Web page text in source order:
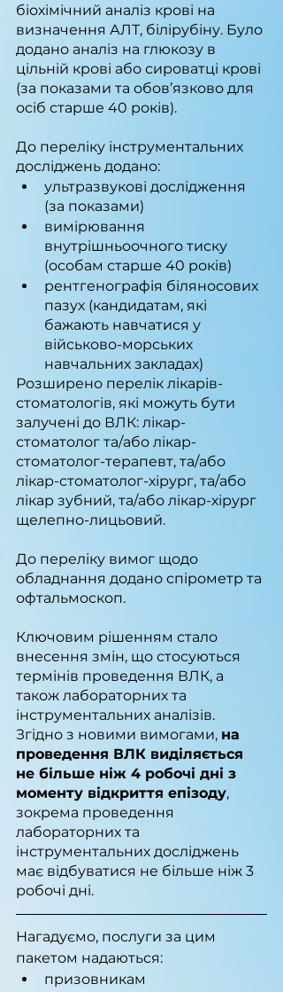
біохімічний аналіз крові на
визначення АЛТ, білірубіну. Було
додано аналіз на глюкозу в
цільній крові або сироватці крові
(за показами та обов’язково для
осіб старше 40 років).
До переліку інструментальних
досліджень додано:
ультразвукові дослідження
(за показами)
вимірювання
внутрішньоочного тиску
(особам старше 40 років)
рентгенографія біляносових
пазух (кандидатам, які
бажають навчатися у
військово-морських
навчальних закладах)
Розширено перелік лікарів-
стоматологів, які можуть бути
залучені до ВЛК: лікар-
стоматолог та/або лікар-
стоматолог-терапевт, та/або
лікар-стоматолог-хірург, та/або
лікар зубний, та/або лікар-хірург
щелепно-лицьовий.
До переліку вимог щодо
обладнання додано спірометр та
офтальмоскоп.
Ключовим рішенням стало
внесення змін, що стосуються
термінів проведення ВЛК, а
також лабораторних та
інструментальних аналізів.
Згідно з новими вимогами, на
проведення ВЛК виділяється
не більше ніж 4 робочі дні з
моменту відкриття епізоду,
зокрема проведення
лабораторних та
інструментальних досліджень
має відбуватися не більше ніж 3
робочі дні.
Нагадуємо, послуги за цим
пакетом надаються:
призовникам